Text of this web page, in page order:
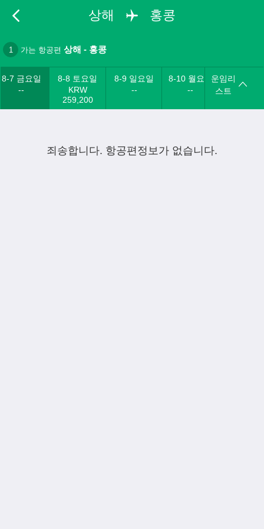
상해 홍콩
1 가는 항공편 상해 - 홍콩
8-7 금요일
--
8-8 토요일
KRW
259,200
8-9 일요일
--
8-10 월요일
--
운임리
스트
죄송합니다. 항공편정보가 없습니다.